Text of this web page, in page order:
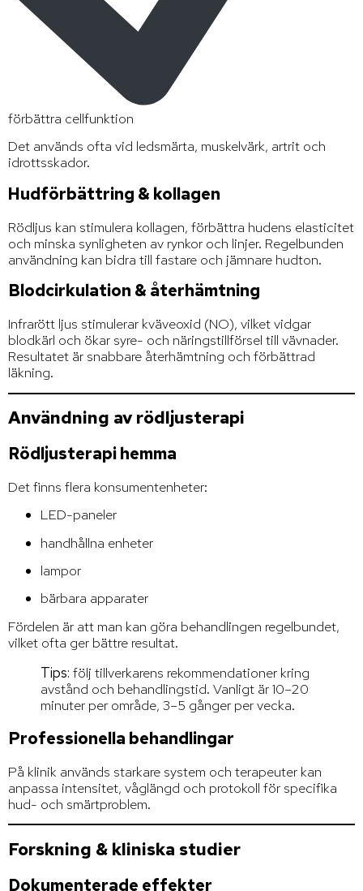
förbättra cellfunktion
Det används ofta vid ledsmärta, muskelvärk, artrit och
idrottsskador.
Hudförbättring & kollagen
Rödljus kan stimulera kollagen, förbättra hudens elasticitet
och minska synligheten av rynkor och linjer. Regelbunden
användning kan bidra till fastare och jämnare hudton.
Blodcirkulation & återhämtning
Infrarött ljus stimulerar kväveoxid (NO), vilket vidgar
blodkärl och ökar syre- och näringstillförsel till vävnader.
Resultatet är snabbare återhämtning och förbättrad
läkning.
Användning av rödljusterapi
Rödljusterapi hemma
Det finns flera konsumentenheter:
LED-paneler
handhållna enheter
lampor
bärbara apparater
Fördelen är att man kan göra behandlingen regelbundet,
vilket ofta ger bättre resultat.
Tips: följ tillverkarens rekommendationer kring
avstånd och behandlingstid. Vanligt är 10–20
minuter per område, 3–5 gånger per vecka.
Professionella behandlingar
På klinik används starkare system och terapeuter kan
anpassa intensitet, våglängd och protokoll för specifika
hud- och smärtproblem.
Forskning & kliniska studier
Dokumenterade effekter